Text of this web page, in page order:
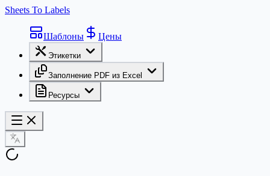
Sheets To Labels
Шаблоны Цены
Этикетки
Заполнение PDF из Excel
Ресурсы